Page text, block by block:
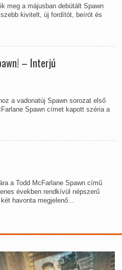
meg a májusban debütált Spawn
kivitelt, új fordítót, beírót és
– Interjú
a vadonatúj Spawn sorozat első
Spawn címet kapott széria a
a Todd McFarlane Spawn című
években rendkívül népszerű
havonta megjelenő...